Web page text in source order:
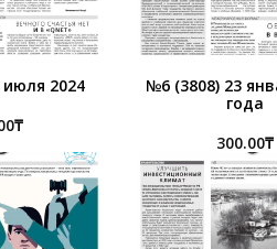
2024
₸
№6 (3808) 23
года
300.00₸